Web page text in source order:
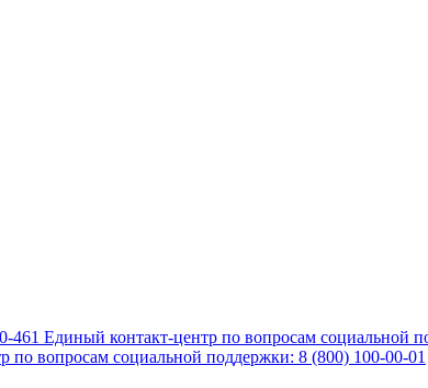
461 Единый контакт-центр по вопросам социальной
по вопросам социальной поддержки: 8 (800) 100-00-01